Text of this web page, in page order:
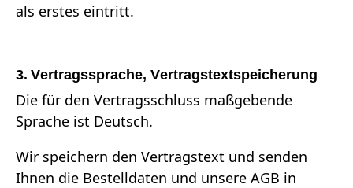
als erstes eintritt.
3. Vertragssprache, Vertragstextspeicherung
Die für den Vertragsschluss maßgebende
Sprache ist Deutsch.
Wir speichern den Vertragstext und senden
Ihnen die Bestelldaten und unsere AGB in